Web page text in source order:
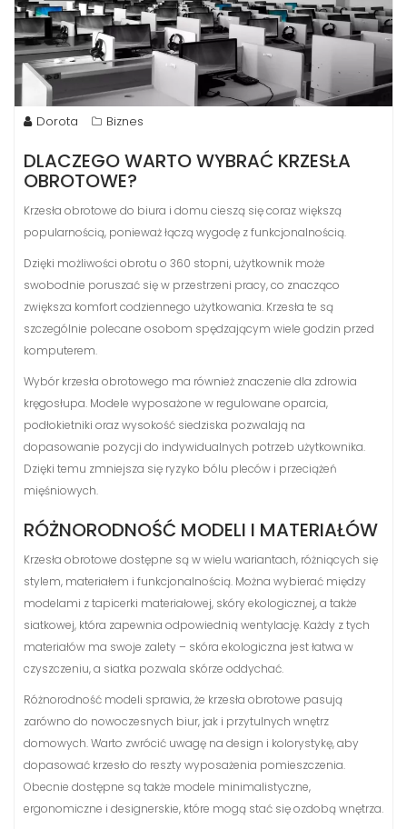
Dorota Biznes
DLACZEGO WARTO WYBRAĆ KRZESŁA
OBROTOWE?
Krzesła obrotowe do biura i domu cieszą się coraz większą
popularnością, ponieważ łączą wygodę z funkcjonalnością.
Dzięki możliwości obrotu o 360 stopni, użytkownik może
swobodnie poruszać się w przestrzeni pracy, co znacząco
zwiększa komfort codziennego użytkowania. Krzesła te są
szczególnie polecane osobom spędzającym wiele godzin przed
komputerem.
Wybór krzesła obrotowego ma również znaczenie dla zdrowia
kręgosłupa. Modele wyposażone w regulowane oparcia,
podłokietniki oraz wysokość siedziska pozwalają na
dopasowanie pozycji do indywidualnych potrzeb użytkownika.
Dzięki temu zmniejsza się ryzyko bólu pleców i przeciążeń
mięśniowych.
RÓŻNORODNOŚĆ MODELI I MATERIAŁÓW
Krzesła obrotowe dostępne są w wielu wariantach, różniących się
stylem, materiałem i funkcjonalnością. Można wybierać między
modelami z tapicerki materiałowej, skóry ekologicznej, a także
siatkowej, która zapewnia odpowiednią wentylację. Każdy z tych
materiałów ma swoje zalety – skóra ekologiczna jest łatwa w
czyszczeniu, a siatka pozwala skórze oddychać.
Różnorodność modeli sprawia, że krzesła obrotowe pasują
zarówno do nowoczesnych biur, jak i przytulnych wnętrz
domowych. Warto zwrócić uwagę na design i kolorystykę, aby
dopasować krzesło do reszty wyposażenia pomieszczenia.
Obecnie dostępne są także modele minimalistyczne,
ergonomiczne i designerskie, które mogą stać się ozdobą wnętrza.